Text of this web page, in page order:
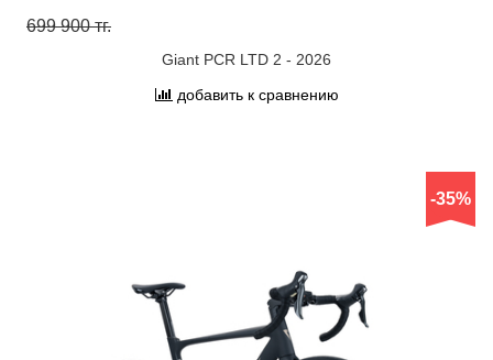
699 900 тг.
Giant PCR LTD 2 - 2026
добавить к сравнению
-35%